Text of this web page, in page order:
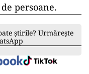
persoane.
știrile? Urmărește